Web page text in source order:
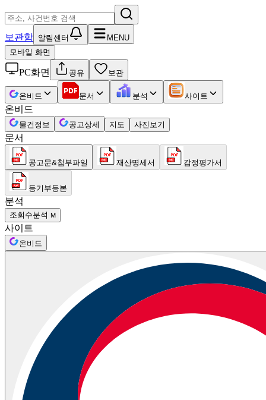
보관함 알림센터
MENU
모바일 화면
PC화면 공유 보관
온비드 문서 분석 사이트
온비드
물건정보 공고상세 지도 사진보기
문서
공고문&첨부파일 재산명세서 감정평가서
등기부등본
분석
조회수분석 M
사이트
온비드